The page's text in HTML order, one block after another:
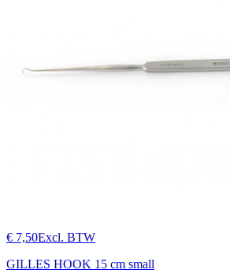
€ 7,50Excl. BTW
GILLES HOOK 15 cm small